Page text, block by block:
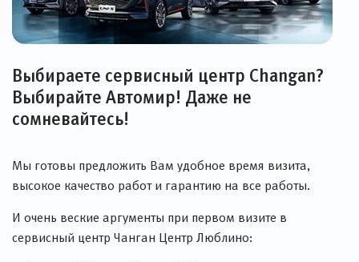
Выбираете сервисный центр Changan?
Выбирайте Автомир! Даже не
сомневайтесь!
Мы готовы предложить Вам удобное время визита,
высокое качество работ и гарантию на все работы.
И очень веские аргументы при первом визите в
сервисный центр Чанган Центр Люблино: